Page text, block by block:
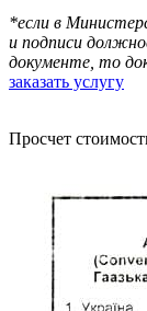
*если в
и подписи
документе, то
заказать услугу
Просчет